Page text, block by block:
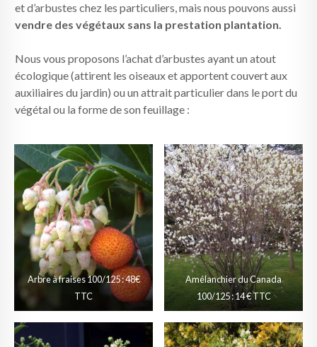
et d’arbustes chez les particuliers, mais nous pouvons aussi
vendre des végétaux sans la prestation plantation.
Nous vous proposons l’achat d’arbustes ayant un atout
écologique (attirent les oiseaux et apportent couvert aux
auxiliaires du jardin) ou un attrait particulier dans le port du
végétal ou la forme de son feuillage :
Arbre à fraises 100/125 : 48€
TTC
Amélanchier du Canada
100/125 : 14 € TTC